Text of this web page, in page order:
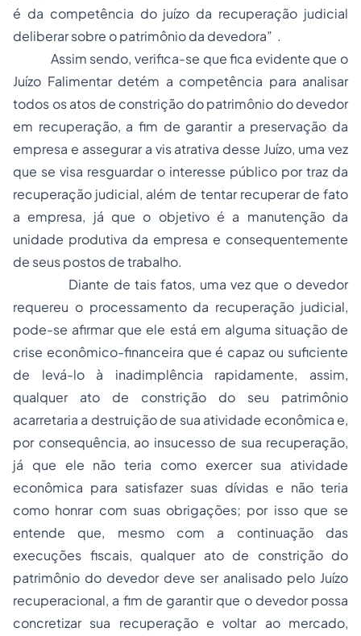
é da competência do juízo da recuperação judicial
deliberar sobre o patrimônio da devedora” .
Assim sendo, verifica-se que fica evidente que o
Juízo Falimentar detém a competência para analisar
todos os atos de constrição do patrimônio do devedor
em recuperação, a fim de garantir a preservação da
empresa e assegurar a vis atrativa desse Juízo, uma vez
que se visa resguardar o interesse público por traz da
recuperação judicial, além de tentar recuperar de fato
a empresa, já que o objetivo é a manutenção da
unidade produtiva da empresa e consequentemente
de seus postos de trabalho.
Diante de tais fatos, uma vez que o devedor
requereu o processamento da recuperação judicial,
pode-se afirmar que ele está em alguma situação de
crise econômico-financeira que é capaz ou suficiente
de levá-lo à inadimplência rapidamente, assim,
qualquer ato de constrição do seu patrimônio
acarretaria a destruição de sua atividade econômica e,
por consequência, ao insucesso de sua recuperação,
já que ele não teria como exercer sua atividade
econômica para satisfazer suas dívidas e não teria
como honrar com suas obrigações; por isso que se
entende que, mesmo com a continuação das
execuções fiscais, qualquer ato de constrição do
patrimônio do devedor deve ser analisado pelo Juízo
recuperacional, a fim de garantir que o devedor possa
concretizar sua recuperação e voltar ao mercado,